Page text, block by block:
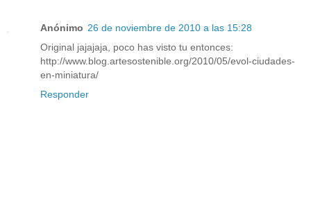
Anónimo 26 de noviembre de 2010 a las 15:28
Original jajajaja, poco has visto tu entonces:
http://www.blog.artesostenible.org/2010/05/evol-ciudades-
en-miniatura/
Responder